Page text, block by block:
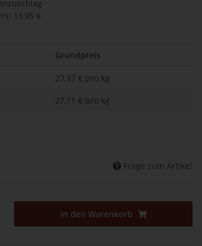
: 11,95 €
Grundpreis
27,97 € pro kg
27,11 € pro kg
Frage zum Artikel
In den Warenkorb